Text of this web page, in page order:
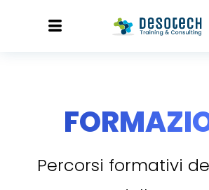
Percorsi formativi